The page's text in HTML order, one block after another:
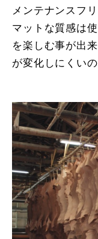
メンテナンスフ
マットな質感は
を楽しむ事が出
が変化しにくい